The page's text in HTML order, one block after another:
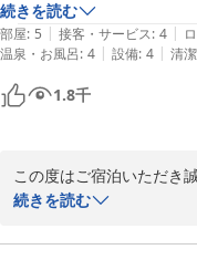
またのお越しをスタッフ
伊香保温泉 ホテル天坊
2026-07-20
で、懐石料理が好きな人や
す。
建物内はクレーンゲームも
価格を考えると総じて良い
続きを読む
部屋: 5 | 接客・サービス: 4 |
温泉・お風呂: 4 | 設備: 4 | 清
1.8千
この度はご宿泊いただき
でのご滞在にも適してい
続きを読む